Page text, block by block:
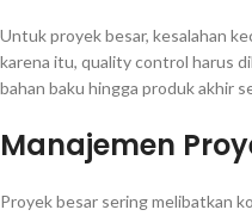
Untuk proyek besar, kesalahan
karena itu, quality control harus
bahan baku hingga produk akhir
Manajemen
Proyek besar sering melibatkan